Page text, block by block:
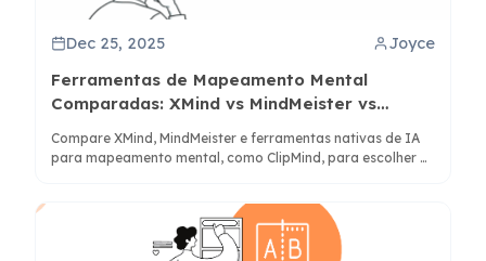
Dec 25, 2025 Joyce
Ferramentas de Mapeamento Mental
Comparadas: XMind vs MindMeister vs
Ferramentas de IA
Compare XMind, MindMeister e ferramentas nativas de IA
para mapeamento mental, como ClipMind, para escolher a